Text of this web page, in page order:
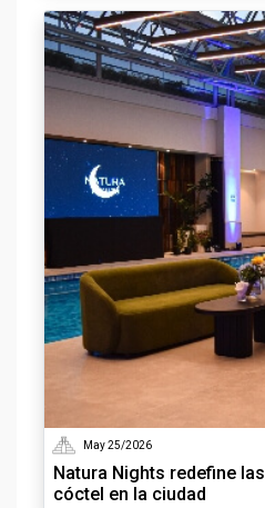
May 25/2026
Natura Nights redefine
cóctel en la ciudad